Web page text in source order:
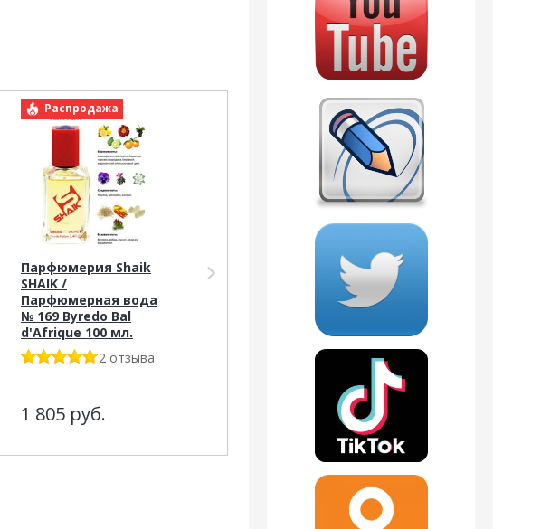
Распродажа
Парфюмерия Shaik
SHAIK /
Парфюмерная вода
№ 169 Byredo Bal
d'Afrique 100 мл.
2 отзыва
1 805 руб.
Дезодорант Shaik
SHAIK /
Парфюмированный
дезодорант № 169
Byredo Bal d'Afrique,
Распродажа
Парфюмерия Shaik
SHAIK /
№ 169 Byredo Bal
d'Afrique 50 мл